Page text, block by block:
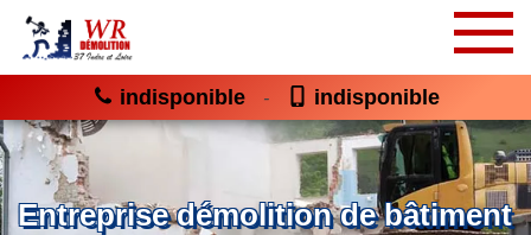
indisponible - indisponible
Entreprise démolition de bâtiment